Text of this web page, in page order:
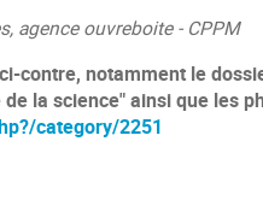
agence ouvreboite - CPPM
contre, notamment le
la science" ainsi que les
category/2251